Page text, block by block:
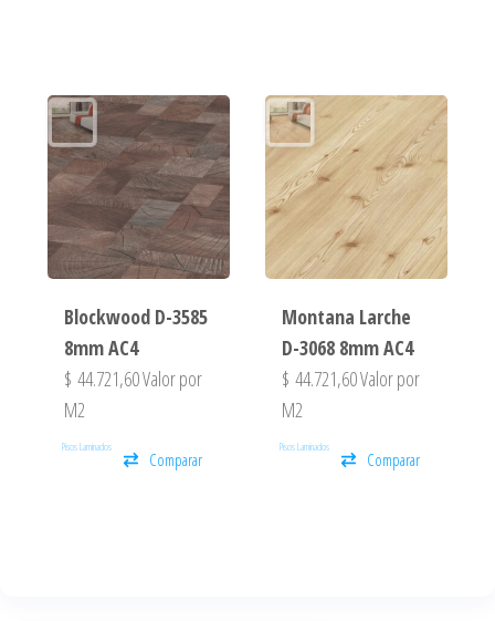
Blockwood D-3585
8mm AC4
$ 44.721,60Valor por
M2
Pisos Laminados
Comparar
Montana Larche
D-3068 8mm AC4
$ 44.721,60Valor por
M2
Pisos Laminados
Comparar